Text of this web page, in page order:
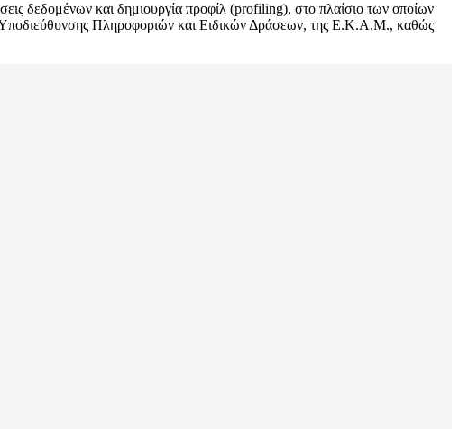
δεδομένων και δημιουργία προφίλ (profiling), στο πλαίσιο των οποίων
Πληροφοριών και Ειδικών Δράσεων, της Ε.Κ.Α.Μ., καθώς